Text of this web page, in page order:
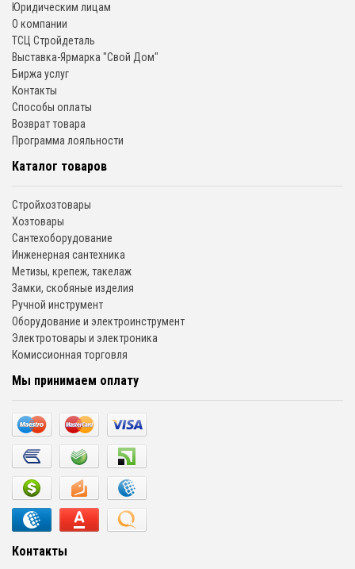
Юридическим лицам
О компании
ТСЦ Стройдеталь
Выставка-Ярмарка "Свой Дом"
Биржа услуг
Контакты
Способы оплаты
Возврат товара
Программа лояльности
Каталог товаров
Стройхозтовары
Хозтовары
Сантехоборудование
Инженерная сантехника
Метизы, крепеж, такелаж
Замки, скобяные изделия
Ручной инструмент
Оборудование и электроинструмент
Электротовары и электроника
Комиссионная торговля
Мы принимаем оплату
Контакты